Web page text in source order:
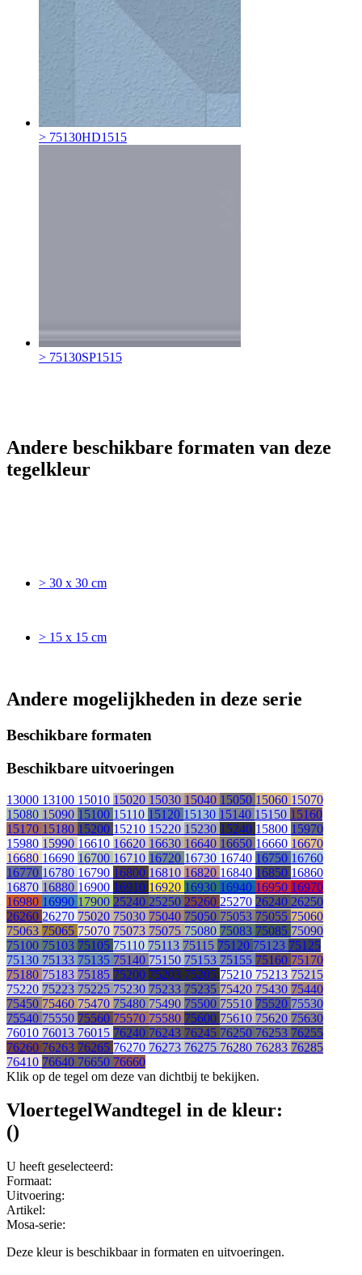
> 75130HD1515
> 75130SP1515
Andere beschikbare formaten van deze
tegelkleur
> 30 x 30 cm
> 15 x 15 cm
Andere mogelijkheden in deze serie
Beschikbare formaten
Beschikbare uitvoeringen
13000 13100 15010 15020 15030 15040 15050 15060 15070
15080 15090 15100 15110 15120 15130 15140 15150 15160
15170 15180 15200 15210 15220 15230 15240 15800 15970
15980 15990 16610 16620 16630 16640 16650 16660 16670
16680 16690 16700 16710 16720 16730 16740 16750 16760
16770 16780 16790 16800 16810 16820 16840 16850 16860
16870 16880 16900 16910 16920 16930 16940 16950 16970
16980 16990 17900 25240 25250 25260 25270 26240 26250
26260 26270 75020 75030 75040 75050 75053 75055 75060
75063 75065 75070 75073 75075 75080 75083 75085 75090
75100 75103 75105 75110 75113 75115 75120 75123 75125
75130 75133 75135 75140 75150 75153 75155 75160 75170
75180 75183 75185 75200 75203 75205 75210 75213 75215
75220 75223 75225 75230 75233 75235 75420 75430 75440
75450 75460 75470 75480 75490 75500 75510 75520 75530
75540 75550 75560 75570 75580 75600 75610 75620 75630
76010 76013 76015 76240 76243 76245 76250 76253 76255
76260 76263 76265 76270 76273 76275 76280 76283 76285
76410 76640 76650 76660
Klik op de tegel om deze van dichtbij te bekijken.
VloertegelWandtegel in de kleur:
()
U heeft geselecteerd:
Formaat:
Uitvoering:
Artikel:
Mosa-serie:
Deze kleur is beschikbaar in formaten en uitvoeringen.